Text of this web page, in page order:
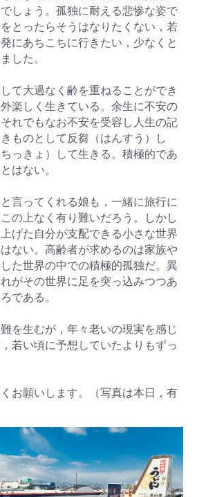
しょう。孤独に耐える悲惨な姿で
とったらそうはなりたくない，若
にあちこちに行きたい，少なくと
した。
て大過なく齢を重ねることができ
楽しく生きている。余生に不安の
れでもなお不安を受容し人生の記
ものとして反芻（はんすう）し
っきょ）して生きる。積極的であ
はない。
言ってくれる娘も，一緒に旅行に
の上なく有り難いだろう。しかし
げた自分が支配できる小さな世界
ない。高齢者が求めるのは家族や
た世界の中での積極的孤独だ。異
がその世界に足を突っ込みつつあ
である。
を生むが，年々老いの現実を感じ
若い頃に予想していたよりもずっ
お願いします。（写真は本日，有